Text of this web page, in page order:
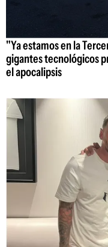
"Ya estamos en la
gigantes tecnológicos
el apocalipsis